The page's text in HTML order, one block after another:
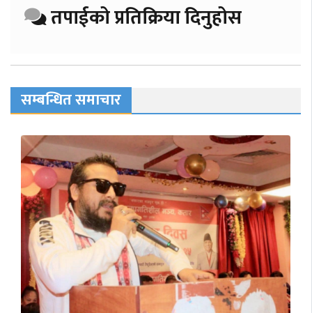
तपाईको प्रतिक्रिया दिनुहोस
सम्बन्धित समाचार
नेपाल व्यवसायी सङ्घ कतारको दोस्रो
वार्षिक साधारण सभा तथा स्मारिका…